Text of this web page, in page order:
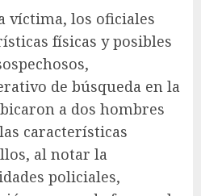
víctima, los oficiales
físicas y posibles
de búsqueda en la
a dos hombres
características
al notar la
policiales,